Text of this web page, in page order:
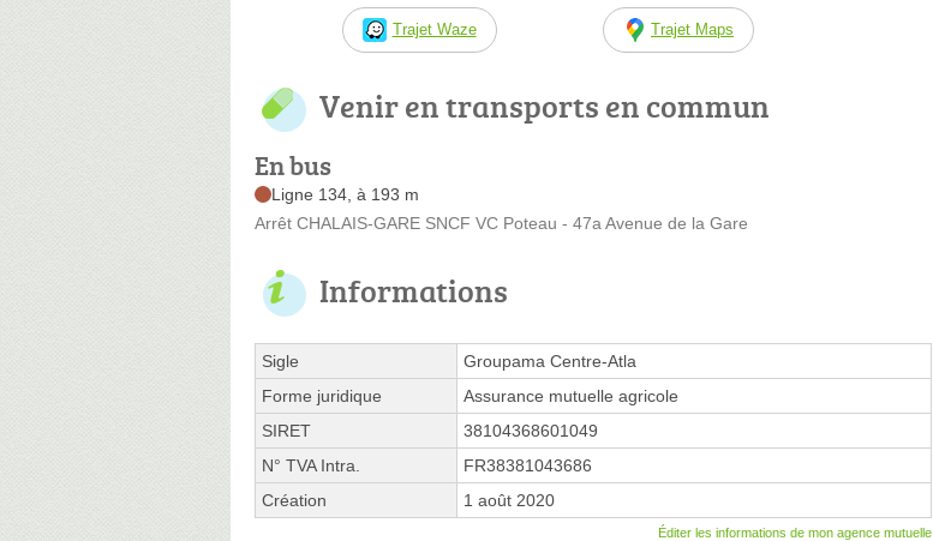
Trajet Waze Trajet Maps
Venir en transports en commun
En bus
Ligne 134, à 193 m
Arrêt CHALAIS-GARE SNCF VC Poteau - 47a Avenue de la Gare
Informations
Sigle
Groupama Centre-Atla
Forme juridique
Assurance mutuelle agricole
SIRET
38104368601049
N° TVA Intra.
FR38381043686
Création
1 août 2020
Éditer les informations de mon agence mutuelle